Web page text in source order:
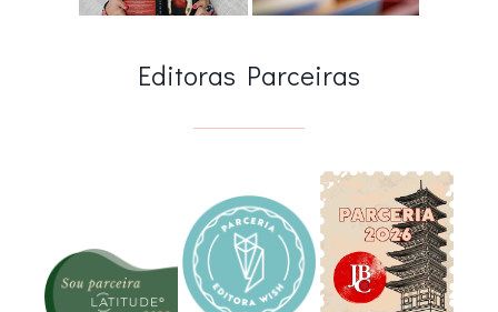
Editoras Parceiras